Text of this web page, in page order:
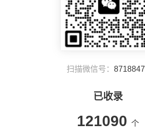
扫描微信号： 8718847
已收录
121090 个